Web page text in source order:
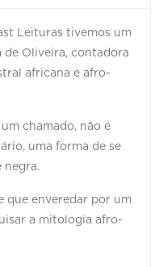
Leituras tivemos um
de Oliveira, contadora
africana e afro-
chamado, não é
uma forma de se
negra.
que enveredar por um
a mitologia afro-